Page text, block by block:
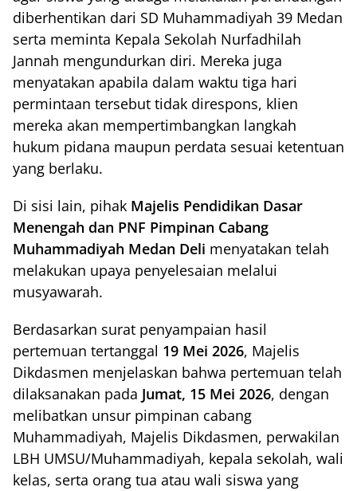
diberhentikan dari SD Muhammadiyah 39 Medan
serta meminta Kepala Sekolah Nurfadhilah
Jannah mengundurkan diri. Mereka juga
menyatakan apabila dalam waktu tiga hari
permintaan tersebut tidak direspons, klien
mereka akan mempertimbangkan langkah
hukum pidana maupun perdata sesuai ketentuan
yang berlaku.
Di sisi lain, pihak Majelis Pendidikan Dasar
Menengah dan PNF Pimpinan Cabang
Muhammadiyah Medan Deli menyatakan telah
melakukan upaya penyelesaian melalui
musyawarah.
Berdasarkan surat penyampaian hasil
pertemuan tertanggal 19 Mei 2026, Majelis
Dikdasmen menjelaskan bahwa pertemuan telah
dilaksanakan pada Jumat, 15 Mei 2026, dengan
melibatkan unsur pimpinan cabang
Muhammadiyah, Majelis Dikdasmen, perwakilan
LBH UMSU/Muhammadiyah, kepala sekolah, wali
kelas, serta orang tua atau wali siswa yang